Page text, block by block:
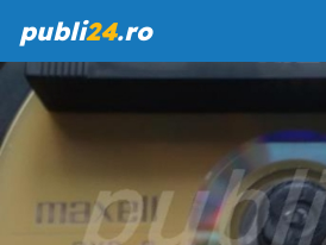
publi24.ro